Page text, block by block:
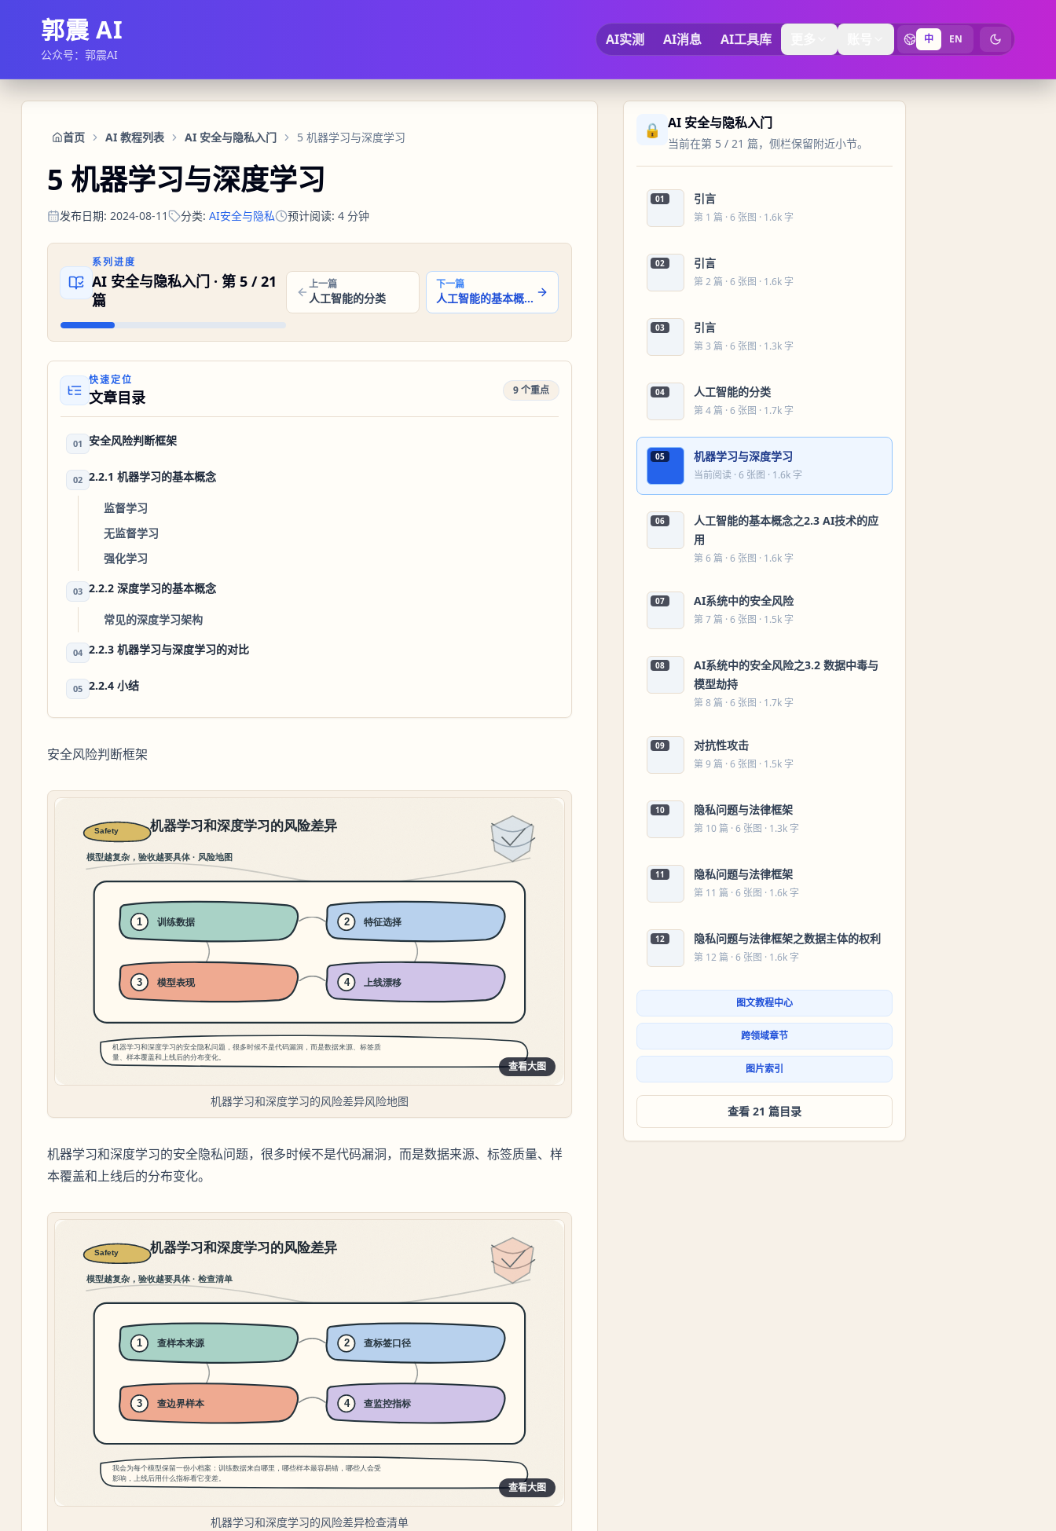
郭震 AI
公众号：郭震AI
AI实测 AI消息 AI工具库 中 EN 切换为暗黑
首页 AI 教程列表 AI 安全与隐私入门 5 机器学习与深度学习
5 机器学习与深度学习
发布日期: 2024-08-11 分类: AI安全与隐私 预计阅读: 4 分钟
系列进度
AI 安全与隐私入门 · 第 5/21
篇
上一篇
人工智能的分类
下一篇
人工智能的基本概念之2.3 AI技术的应用
快速定位
文章目录 9 个重点
01 安全风险判断框架
02 2.2.1 机器学习的基本概念
监督学习
无监督学习
强化学习
03 2.2.2 深度学习的基本概念
常见的深度学习架构
04 2.2.3 机器学习与深度学习的对比
05 2.2.4 小结
安全风险判断框架
查看大图
机器学习和深度学习的风险差异风险地图
机器学习和深度学习的安全隐私问题，很多时候不是代码漏洞，而是数据来源、标签质量、样
本覆盖和上线后的分布变化。
查看大图
机器学习和深度学习的风险差异检查清单
🔒 AI 安全与隐私入门
当前在第 5 / 21 篇，侧栏保留附近小节。
01 引言
第 1 篇 · 6 张图 · 1.6k 字
02 引言
第 2 篇 · 6 张图 · 1.6k 字
03 引言
第 3 篇 · 6 张图 · 1.3k 字
04 人工智能的分类
第 4 篇 · 6 张图 · 1.7k 字
05 机器学习与深度学习
当前阅读 · 6 张图 · 1.6k 字
06
人工智能的基本概念之2.3 AI技术的应
用
第 6 篇 · 6 张图 · 1.6k 字
07 AI系统中的安全风险
第 7 篇 · 6 张图 · 1.5k 字
08
AI系统中的安全风险之3.2 数据中毒与
模型劫持
第 8 篇 · 6 张图 · 1.7k 字
09 对抗性攻击
第 9 篇 · 6 张图 · 1.5k 字
10 隐私问题与法律框架
第 10 篇 · 6 张图 · 1.3k 字
11 隐私问题与法律框架
第 11 篇 · 6 张图 · 1.6k 字
12 隐私问题与法律框架之数据主体的权利
第 12 篇 · 6 张图 · 1.6k 字
图文教程中心
跨领域章节
图片索引
查看 21 篇目录